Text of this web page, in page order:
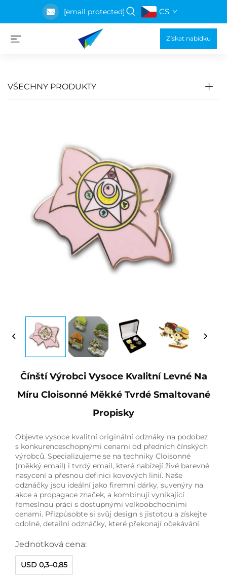
[email protected] CS
Získat nabídku
VŠECHNY PRODUKTY
Čínští Výrobci Vysoce Kvalitní Levné Na
Míru Cloisonné Měkké Tvrdé Smaltované
Propisky
Objevte vysoce kvalitní originální odznáky na podobez
s konkurenceschopnými cenami od předních čínských
výrobců. Specializujeme se na techniky Cloisonné
(měkký email) i tvrdý email, které nabízejí živé barevné
nasycení a přesnou definici kovových linií. Naše
odznáčky jsou ideální jako firemní dárky, suvenýry na
akce a propagace značek, a kombinují vynikající
řemeslnou práci s dostupnými velkoobchodními
cenami. Přizpůsobte si svůj design s jistotou a získejte
odolné, detailní odznáčky, které překonají očekávání.
Jednotková cena:
USD 0,3–0,85